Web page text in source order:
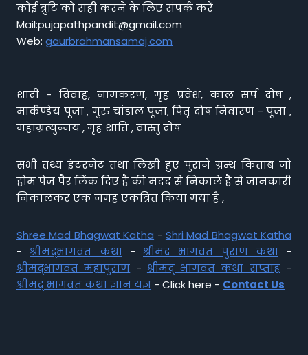
कोई त्रुटि को सही करने के लिए संपर्क करें
Mail:pujapathpandit@gmail.com
Web: gaurbrahmansamaj.com
शादी - विवाह, नामकरण, गृह प्रवेश, काल सर्प दोष ,
मार्कण्डेय पूजा , गुरु चांडाल पूजा, पितृ दोष निवारण - पूजा ,
महाम्रत्युन्जय , गृह शांति , वास्तु दोष
सभी तथ्य इंटरनेट तथा लिखी हुए पुराने ग्रन्थ किताब जो
होम पेज पैर लिंक दिए है की मदद से निकाले है से जानकारी
निकालकर एक जगह एकत्रित किया गया है ,
Shree Mad Bhagwat Katha - Shri Mad Bhagwat Katha
- श्रीमद्भागवत कथा- श्रीमद भागवत पुराण कथा-
श्रीमद्भागवत महापुराण - श्रीमद् भागवत कथा सप्ताह-
श्रीमद् भागवत कथा ज्ञान यज्ञ - Click here - Contact Us